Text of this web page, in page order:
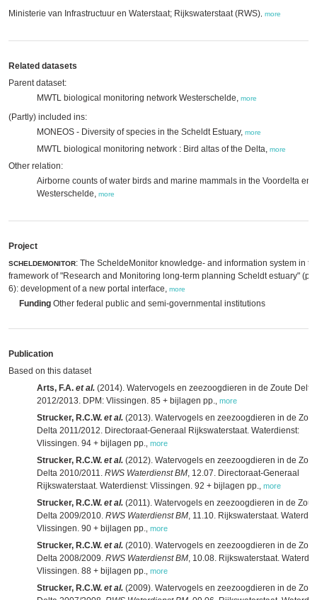
Ministerie van Infrastructuur en Waterstaat; Rijkswaterstaat (RWS) more
Related datasets
Parent dataset:
MWTL biological monitoring network Westerschelde, more
(Partly) included ins:
MONEOS - Diversity of species in the Scheldt Estuary, more
MWTL biological monitoring network : Bird altas of the Delta, more
Other relation:
Airborne counts of water birds and marine mammals in the Voordelta en
Westerschelde, more
Project
SCHELDEMONITOR: The ScheldeMonitor knowledge- and information system in
framework of "Research and Monitoring long-term planning Scheldt estuary"
6): development of a new portal interface, more
Funding Other federal public and semi-governmental institutions
Publication
Based on this dataset
Arts, F.A. et al. (2014). Watervogels en zeezoogdieren in de Zoute Delta
2012/2013. DPM: Vlissingen. 85 + bijlagen pp. more
Strucker, R.C.W. et al. (2013). Watervogels en zeezoogdieren in de
Delta 2011/2012. Directoraat-Generaal Rijkswaterstaat. Waterdienst:
Vlissingen. 94 + bijlagen pp. more
Strucker, R.C.W. et al. (2012). Watervogels en zeezoogdieren in de
Delta 2010/2011. RWS Waterdienst BM, 12.07. Directoraat-Generaal
Rijkswaterstaat. Waterdienst: Vlissingen. 92 + bijlagen pp. more
Strucker, R.C.W. et al. (2011). Watervogels en zeezoogdieren in de
Delta 2009/2010. RWS Waterdienst BM, 11.10. Rijkswaterstaat.
Vlissingen. 90 + bijlagen pp. more
Strucker, R.C.W. et al. (2010). Watervogels en zeezoogdieren in de
Delta 2008/2009. RWS Waterdienst BM, 10.08. Rijkswaterstaat.
Vlissingen. 88 + bijlagen pp. more
Strucker, R.C.W. et al. (2009). Watervogels en zeezoogdieren in de